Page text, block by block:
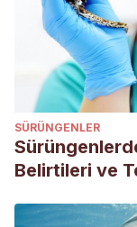
SÜRÜNGENLER
Belirtileri ve